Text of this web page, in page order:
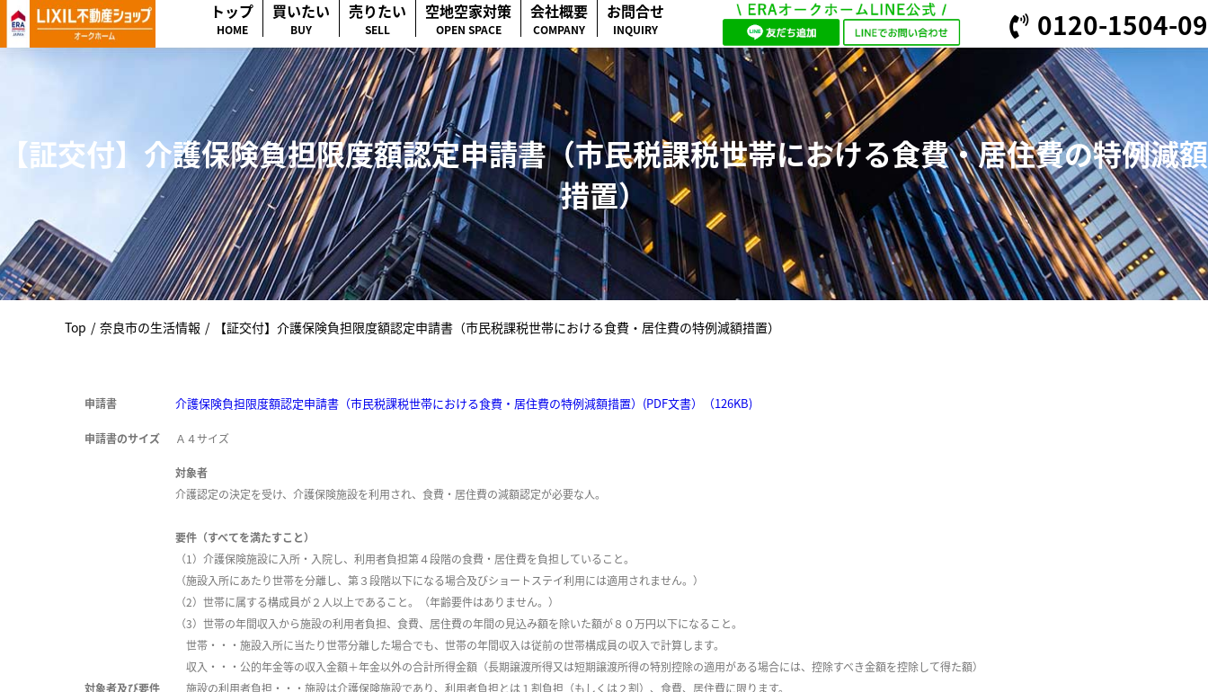
トップ
HOME
買いたい
BUY
売りたい
SELL
空地空家対策
OPEN SPACE
会社概要
COMPANY
お問合せ
INQUIRY 0120-1504-09
【証交付】介護保険負担限度額認定申請書（市民税課税世帯における食費・居住費の特例減額
措置）
Top / 奈良市の生活情報 / 【証交付】介護保険負担限度額認定申請書（市民税課税世帯における食費・居住費の特例減額措置）
申請書 介護保険負担限度額認定申請書（市民税課税世帯における食費・居住費の特例減額措置）(PDF文書）（126KB)
申請書のサイズ Ａ４サイズ
対象者及び要件
対象者
介護認定の決定を受け、介護保険施設を利用され、食費・居住費の減額認定が必要な人。
要件（すべてを満たすこと）
（1）介護保険施設に入所・入院し、利用者負担第４段階の食費・居住費を負担していること。
（施設入所にあたり世帯を分離し、第３段階以下になる場合及びショートステイ利用には適用されません。）
（2）世帯に属する構成員が２人以上であること。（年齢要件はありません。）
（3）世帯の年間収入から施設の利用者負担、食費、居住費の年間の見込み額を除いた額が８０万円以下になること。
世帯・・・施設入所に当たり世帯分離した場合でも、世帯の年間収入は従前の世帯構成員の収入で計算します。
収入・・・公的年金等の収入金額＋年金以外の合計所得金額（長期譲渡所得又は短期譲渡所得の特別控除の適用がある場合には、控除すべき金額を控除して得た額）
施設の利用者負担・・・施設は介護保険施設であり、利用者負担とは１割負担（もしくは２割）、食費、居住費に限ります。